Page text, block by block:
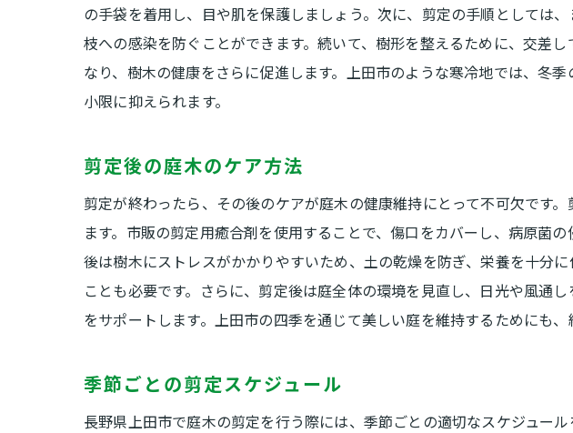
自分で行う
プロと自分
自分で剪定
剪定前に確
枝の切り方
剪定後に行
剪定した枝
上田市の庭木剪
の手袋を着用し、目や肌を保護しましょう。次に、剪定の手順としては
枝への感染を防ぐことができます。続いて、樹形を整えるために、交差
なり、樹木の健康をさらに促進します。上田市のような寒冷地では、冬
小限に抑えられます。
剪定後の庭木のケア方法
剪定が終わったら、その後のケアが庭木の健康維持にとって不可欠です
ます。市販の剪定用癒合剤を使用することで、傷口をカバーし、病原菌
後は樹木にストレスがかかりやすいため、土の乾燥を防ぎ、栄養を十分
ことも必要です。さらに、剪定後は庭全体の環境を見直し、日光や風通
をサポートします。上田市の四季を通じて美しい庭を維持するためにも、
季節ごとの剪定スケジュール
長野県上田市で庭木の剪定を行う際には、季節ごとの適切なスケジュー